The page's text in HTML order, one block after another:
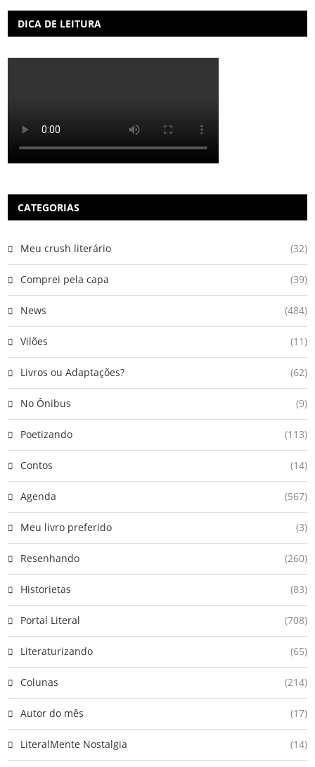
DICA DE LEITURA
CATEGORIAS
Meu crush literário (32)
Comprei pela capa (39)
News (484)
Vilões (11)
Livros ou Adaptações? (62)
No Ônibus (9)
Poetizando (113)
Contos (14)
Agenda (567)
Meu livro preferido (3)
Resenhando (260)
Historietas (83)
Portal Literal (708)
Literaturizando (65)
Colunas (214)
Autor do mês (17)
LiteralMente Nostalgia (14)